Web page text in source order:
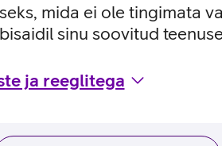
mida ei ole tingimata
sinu soovitud
ja reeglitega